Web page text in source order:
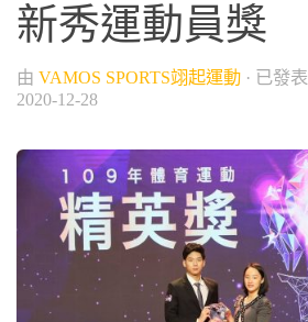
新秀運動員獎
由 VAMOS SPORTS翊起運動 · 已發表
2020-12-28